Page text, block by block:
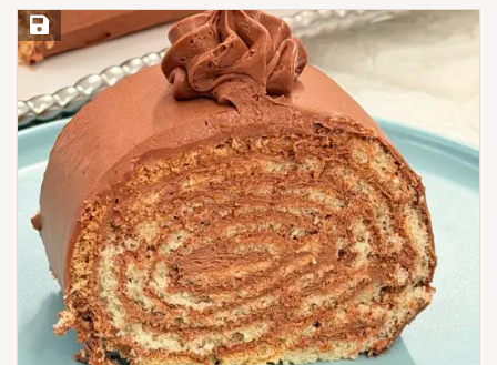
Save Recipe